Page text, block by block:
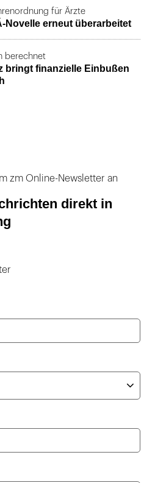
für Ärzte
Novelle erneut überarbeitet
berechnet
bringt finanzielle Einbußen
zm Online-Newsletter an
direkt in